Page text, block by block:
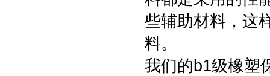
些辅助材料，这
料。
我们的b1级橡塑